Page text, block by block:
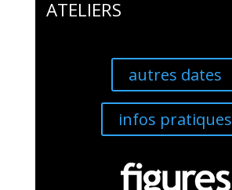
ATELIERS
autres dates
infos pratiques